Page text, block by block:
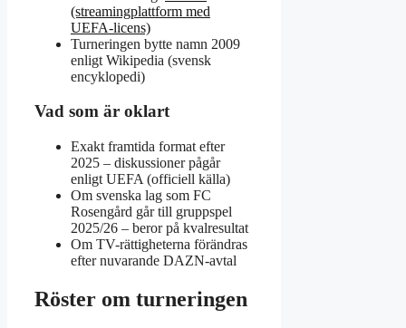
(streamingplattform med
UEFA-licens)
Turneringen bytte namn 2009
enligt Wikipedia (svensk
encyklopedi)
Vad som är oklart
Exakt framtida format efter
2025 – diskussioner pågår
enligt UEFA (officiell källa)
Om svenska lag som FC
Rosengård går till gruppspel
2025/26 – beror på kvalresultat
Om TV-rättigheterna förändras
efter nuvarande DAZN-avtal
Röster om turneringen